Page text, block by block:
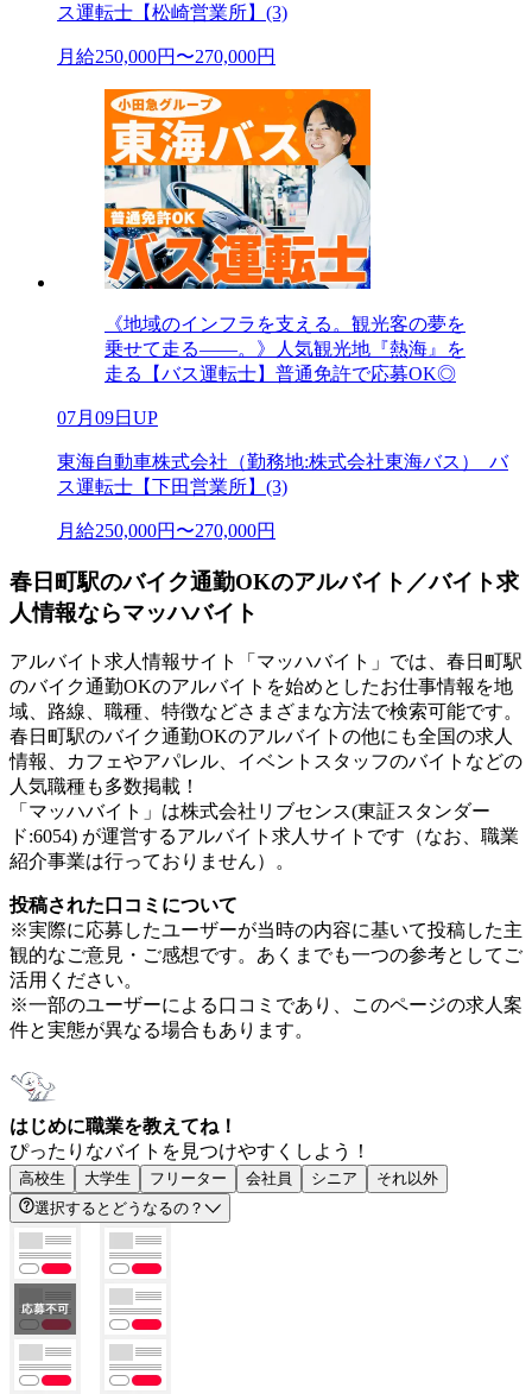
ス運転士【松崎営業所】(3)
月給250,000円〜270,000円
《地域のインフラを支える。観光客の夢を
乗せて走る――。》人気観光地『熱海』を
走る【バス運転士】普通免許で応募OK◎
07月09日UP
東海自動車株式会社（勤務地:株式会社東海バス）_バ
ス運転士【下田営業所】(3)
月給250,000円〜270,000円
春日町駅のバイク通勤OKのアルバイト／バイト求
人情報ならマッハバイト
アルバイト求人情報サイト「マッハバイト」では、春日町駅
のバイク通勤OKのアルバイトを始めとしたお仕事情報を地
域、路線、職種、特徴などさまざまな方法で検索可能です。
春日町駅のバイク通勤OKのアルバイトの他にも全国の求人
情報、カフェやアパレル、イベントスタッフのバイトなどの
人気職種も多数掲載！
「マッハバイト」は株式会社リブセンス(東証スタンダー
ド:6054) が運営するアルバイト求人サイトです（なお、職業
紹介事業は行っておりません）。
投稿された口コミについて
※実際に応募したユーザーが当時の内容に基いて投稿した主
観的なご意見・ご感想です。あくまでも一つの参考としてご
活用ください。
※一部のユーザーによる口コミであり、このページの求人案
件と実態が異なる場合もあります。
はじめに職業を教えてね！
ぴったりなバイトを見つけやすくしよう！
高校生 大学生 フリーター 会社員 シニア
それ以外
選択するとどうなるの？